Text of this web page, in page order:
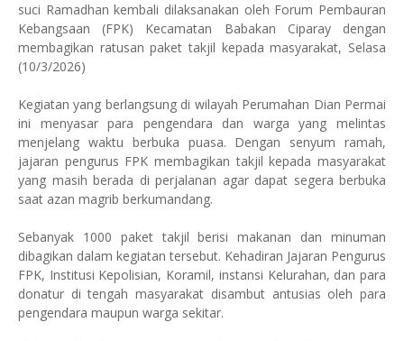
suci Ramadhan kembali dilaksanakan oleh Forum Pembauran
Kebangsaan (FPK) Kecamatan Babakan Ciparay dengan
membagikan ratusan paket takjil kepada masyarakat, Selasa
(10/3/2026)
Kegiatan yang berlangsung di wilayah Perumahan Dian Permai
ini menyasar para pengendara dan warga yang melintas
menjelang waktu berbuka puasa. Dengan senyum ramah,
jajaran pengurus FPK membagikan takjil kepada masyarakat
yang masih berada di perjalanan agar dapat segera berbuka
saat azan magrib berkumandang.
Sebanyak 1000 paket takjil berisi makanan dan minuman
dibagikan dalam kegiatan tersebut. Kehadiran Jajaran Pengurus
FPK, Institusi Kepolisian, Koramil, instansi Kelurahan, dan para
donatur di tengah masyarakat disambut antusias oleh para
pengendara maupun warga sekitar.